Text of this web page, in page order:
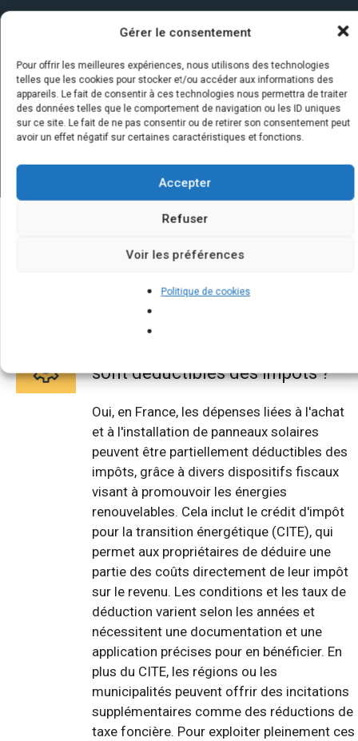
Gérer le consentement
Pour offrir les meilleures expériences, nous utilisons des technologies
telles que les cookies pour stocker et/ou accéder aux informations des
appareils. Le fait de consentir à ces technologies nous permettra de traiter
des données telles que le comportement de navigation ou les ID uniques
sur ce site. Le fait de ne pas consentir ou de retirer son consentement peut
avoir un effet négatif sur certaines caractéristiques et fonctions.
Accepter
Refuser
Voir les préférences
Politique de cookies
Quelques infos sur nos centrales
solaires : questions et réponses
sont déductibles des impôts ?
Oui, en France, les dépenses liées à l'achat
et à l'installation de panneaux solaires
peuvent être partiellement déductibles des
impôts, grâce à divers dispositifs fiscaux
visant à promouvoir les énergies
renouvelables. Cela inclut le crédit d'impôt
pour la transition énergétique (CITE), qui
permet aux propriétaires de déduire une
partie des coûts directement de leur impôt
sur le revenu. Les conditions et les taux de
déduction varient selon les années et
nécessitent une documentation et une
application précises pour en bénéficier. En
plus du CITE, les régions ou les
municipalités peuvent offrir des incitations
supplémentaires comme des réductions de
taxe foncière. Pour exploiter pleinement ces